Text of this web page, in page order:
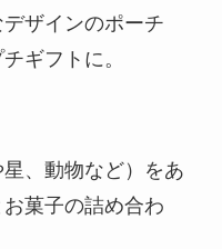
ザインのポーチ
ギフトに。
、動物など）をあ
菓子の詰め合わ